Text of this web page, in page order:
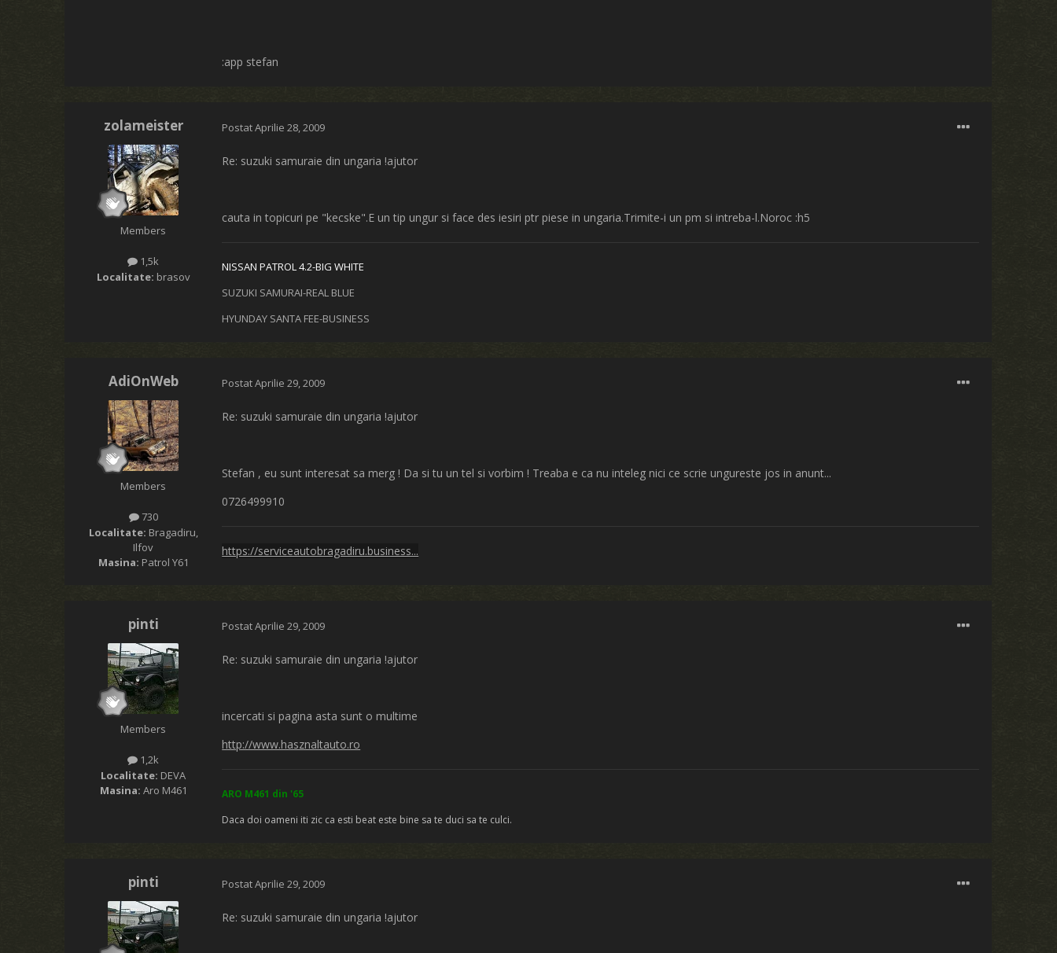
:app stefan
zolameister
Members
1,5k
Localitate: brasov
PostatAprilie 28, 2009
Re: suzuki samuraie din ungaria !ajutor
cauta in topicuri pe "kecske".E un tip ungur si face des iesiri ptr piese in ungaria.Trimite-i un pm si intreba-l.Noroc :h5
NISSAN PATROL 4.2-BIG WHITE
SUZUKI SAMURAI-REAL BLUE
HYUNDAY SANTA FEE-BUSINESS
AdiOnWeb
Members
730
Localitate: Bragadiru,
Ilfov
Masina: Patrol Y61
PostatAprilie 29, 2009
Re: suzuki samuraie din ungaria !ajutor
Stefan , eu sunt interesat sa merg ! Da si tu un tel si vorbim ! Treaba e ca nu inteleg nici ce scrie ungureste jos in anunt...
0726499910
https://serviceautobragadiru.business...
pinti
Members
1,2k
Localitate: DEVA
Masina: Aro M461
PostatAprilie 29, 2009
Re: suzuki samuraie din ungaria !ajutor
incercati si pagina asta sunt o multime
http://www.hasznaltauto.ro
ARO M461 din '65
Daca doi oameni iti zic ca esti beat este bine sa te duci sa te culci.
pinti PostatAprilie 29, 2009
Re: suzuki samuraie din ungaria !ajutor